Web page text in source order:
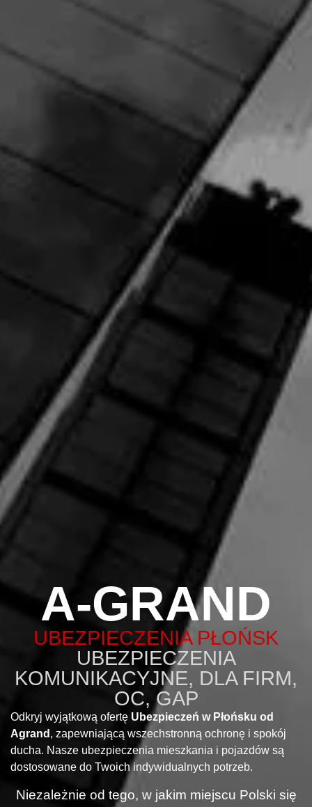
A-GRAND
UBEZPIECZENIA PŁOŃSK
UBEZPIECZENIA
KOMUNIKACYJNE, DLA FIRM,
OC, GAP
Odkryj wyjątkową ofertę Ubezpieczeń w Płońsku od
Agrand , zapewniającą wszechstronną ochronę i spokój
ducha. Nasze ubezpieczenia mieszkania i pojazdów są
dostosowane do Twoich indywidualnych potrzeb.
Niezależnie od tego, w jakim miejscu Polski się